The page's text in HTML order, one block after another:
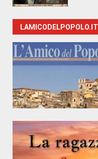
LAMICODELPOPOLO.IT